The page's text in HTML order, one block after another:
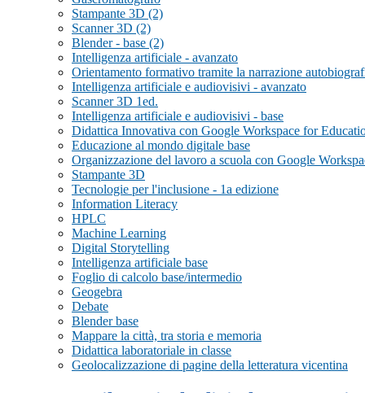
Stampante 3D (2)
Scanner 3D (2)
Blender - base (2)
Intelligenza artificiale - avanzato
Orientamento formativo tramite la narrazione
Intelligenza artificiale e audiovisivi - avanzato
Scanner 3D 1ed.
Intelligenza artificiale e audiovisivi - base
Didattica Innovativa con Google Workspace for
Educazione al mondo digitale base
Organizzazione del lavoro a scuola con Google
Stampante 3D
Tecnologie per l'inclusione - 1a edizione
Information Literacy
HPLC
Machine Learning
Digital Storytelling
Intelligenza artificiale base
Foglio di calcolo base/intermedio
Geogebra
Debate
Blender base
Mappare la città, tra storia e memoria
Didattica laboratoriale in classe
Geolocalizzazione di pagine della letteratura vicentina